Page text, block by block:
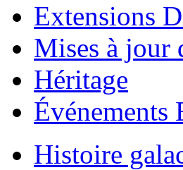
Extensions
Mises à jour
Héritage
Événements
Histoire